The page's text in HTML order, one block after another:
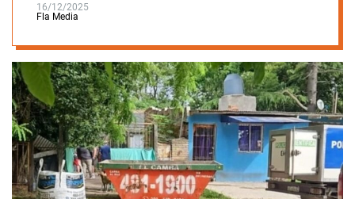
16/12/2025
Fla Media